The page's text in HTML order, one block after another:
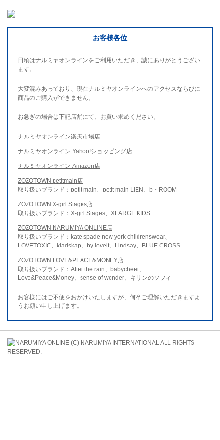
お客様各位
日頃はナルミヤオンラインをご利用いただき、誠にありがとうござい
ます。
大変混みあっており、現在ナルミヤオンラインへのアクセスならびに
商品のご購入ができません。
お急ぎの場合は下記店舗にて、お買い求めください。
ナルミヤオンライン楽天市場店
ナルミヤオンライン Yahoo!ショッピング店
ナルミヤオンライン Amazon店
ZOZOTOWN petitmain店
取り扱いブランド：petit main、petit main LIEN、b・ROOM
ZOZOTOWN X-girl Stages店
取り扱いブランド：X-girl Stages、XLARGE KIDS
ZOZOTOWN NARUMIYA ONLINE店
取り扱いブランド：kate spade new york childrenswear、
LOVETOXIC、kladskap、by loveit、Lindsay、BLUE CROSS
ZOZOTOWN LOVE&PEACE&MONEY店
取り扱いブランド：After the rain、babycheer、
Love&Peace&Money、sense of wonder、キリンのソフィ
お客様にはご不便をおかけいたしますが、何卒ご理解いただきますよ
うお願い申し上げます。